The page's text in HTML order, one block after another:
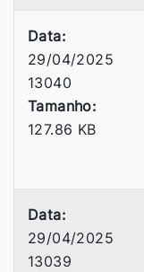
Data:
29/04/2025
13040
Tamanho:
127.86 KB
Data:
29/04/2025
13039